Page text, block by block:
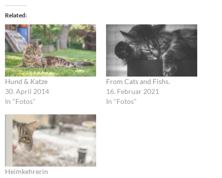
Related
Hund & Katze
30. April 2014
In "Fotos"
From Cats and Fishs.
16. Februar 2021
In "Fotos"
Heimkehrerin